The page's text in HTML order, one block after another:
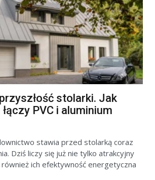
stolarki. Jak
PVC i aluminium
stawia przed stolarką coraz
Dziś liczy się już nie tylko atrakcyjny
ich efektywność energetyczna